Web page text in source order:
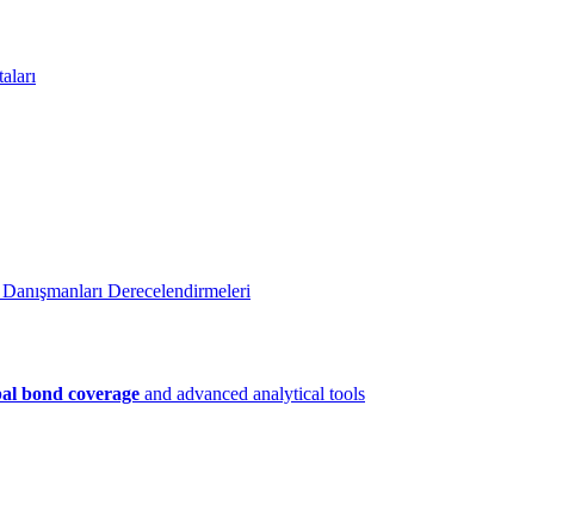
Derecelendirmeleri
bond coverage and advanced analytical tools